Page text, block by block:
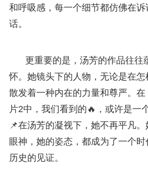
和呼吸感，每一个细节都仿佛在
话。
更重要的是，汤芳的作品往往
怀。她镜头下的人物，无论是在
散发着一种内在的力量和尊严。在
片2中，我们看到的🔥，或许是一
📌在汤芳的凝视下，她不再平凡
眼神，她的姿态，都成为了一个
历史的见证。